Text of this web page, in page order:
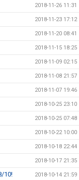
2018-11-26 11:31
2018-11-23 17:12
2018-11-20 08:41
2018-11-15 18:25
2018-11-09 02:15
2018-11-08 21:57
2018-11-07 19:46
2018-10-25 23:10
2018-10-25 07:48
2018-10-22 10:00
2018-10-18 22:44
2018-10-17 21:35
10! 2018-10-14 21:59